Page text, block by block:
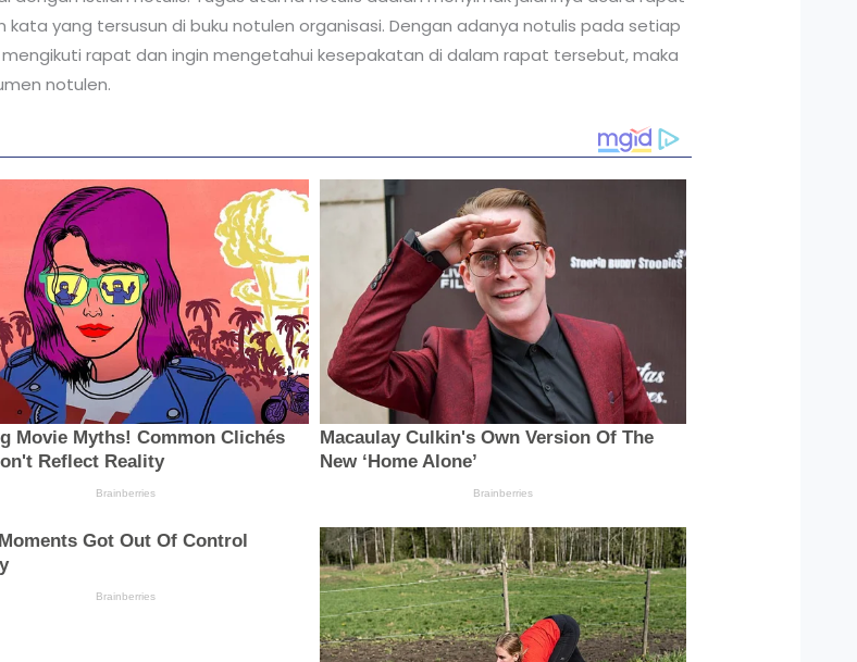
yang tersusun di buku notulen organisasi. Dengan adanya notulis pada setiap
rapat dan ingin mengetahui kesepakatan di dalam rapat tersebut, maka
notulen.